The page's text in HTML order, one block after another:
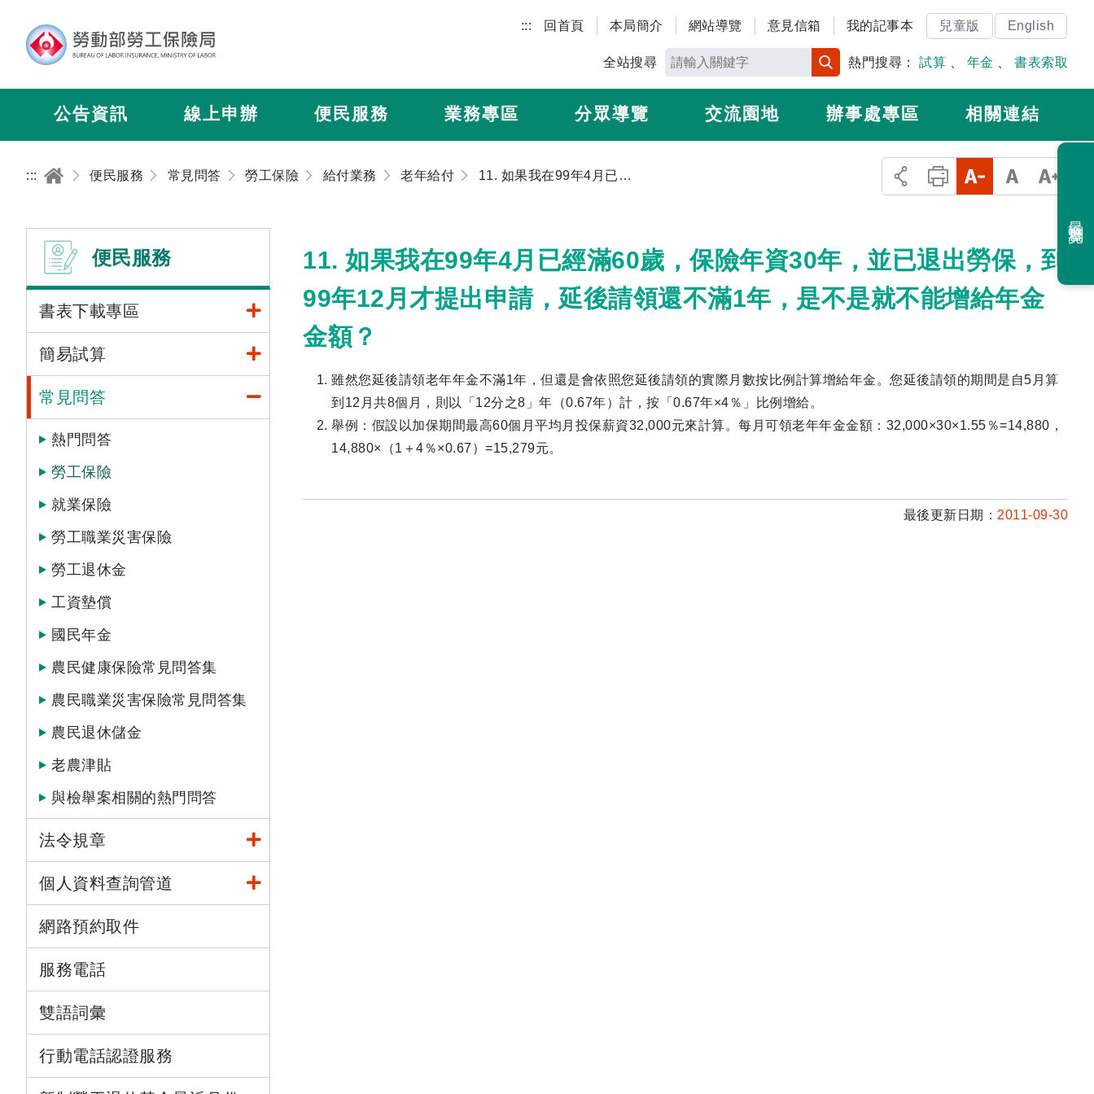
::: 回首頁 本局簡介 網站導覽 意見信箱 我的記事本 兒童版 English
全站搜尋 熱門搜尋： 試算 年金 書表索取
公告資訊 線上申辦 便民服務 業務專區 分眾導覽 交流園地 辦事處專區 相關連結
::: 便民服務 常見問答 勞工保險 給付業務 老年給付 11. 如果我在99年4月已經滿60歲，保險年資30年，並已退出勞保，到99年12月才提出申請，延後請領還不滿1年，是不是就不能增給年金金額？
便民服務
書表下載專區
簡易試算
常見問答
熱門問答
勞工保險
就業保險
勞工職業災害保險
勞工退休金
工資墊償
國民年金
農民健康保險常見問答集
農民職業災害保險常見問答集
農民退休儲金
老農津貼
與檢舉案相關的熱門問答
法令規章
個人資料查詢管道
網路預約取件
服務電話
雙語詞彙
行動電話認證服務
11. 如果我在99年4月已經滿60歲，保險年資30年，並已退出勞保，到
99年12月才提出申請，延後請領還不滿1年，是不是就不能增給年金
金額？
雖然您延後請領老年年金不滿1年，但還是會依照您延後請領的實際月數按比例計算增給年金。您延後請領的期間是自5月算
到12月共8個月，則以「12分之8」年（0.67年）計，按「0.67年×4％」比例增給。
舉例：假設以加保期間最高60個月平均月投保薪資32,000元來計算。每月可領老年年金金額：32,000×30×1.55％=14,880，
14,880×（1＋4％×0.67）=15,279元。
最後更新日期： 2011-09-30